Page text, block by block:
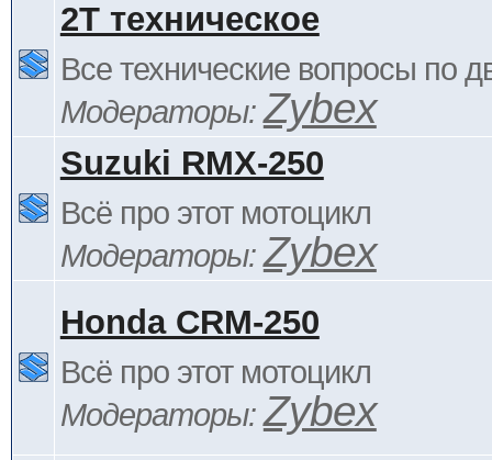
2Т техническое
Все технические вопросы по
Модераторы:Zybex
Suzuki RMX-250
Всё про этот мотоцикл
Модераторы:Zybex
Honda CRM-250
Всё про этот мотоцикл
Модераторы:Zybex